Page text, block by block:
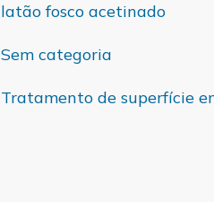
latão fosco acetinado
Sem categoria
Tratamento de superfície